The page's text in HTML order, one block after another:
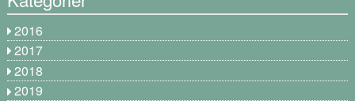
2016
2017
2018
2019